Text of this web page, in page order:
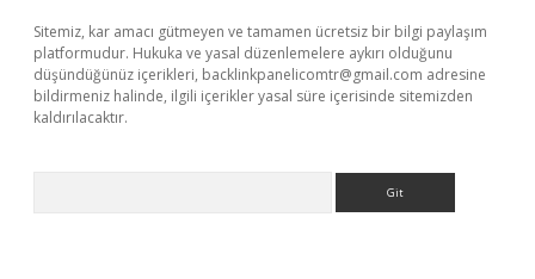
Sitemiz, kar amacı gütmeyen ve tamamen ücretsiz bir bilgi paylaşım
platformudur. Hukuka ve yasal düzenlemelere aykırı olduğunu
düşündüğünüz içerikleri, backlinkpanelicomtr@gmail.com adresine
bildirmeniz halinde, ilgili içerikler yasal süre içerisinde sitemizden
kaldırılacaktır.